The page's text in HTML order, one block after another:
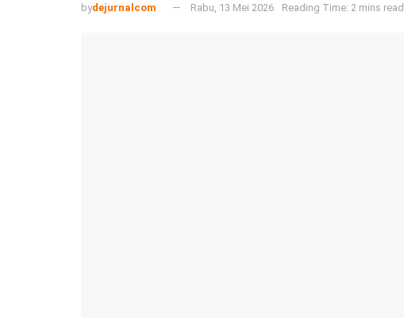
bydejurnalcom Rabu, 13 Mei 2026 Reading Time: 2 mins read